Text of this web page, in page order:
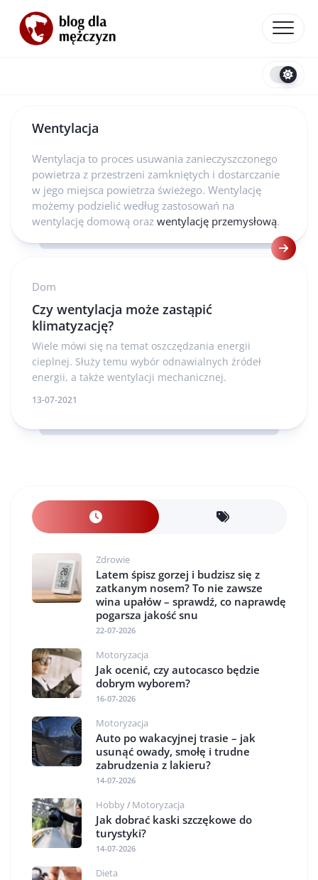
content
Wentylacja
Wentylacja to proces usuwania zanieczyszczonego
powietrza z przestrzeni zamkniętych i dostarczanie
w jego miejsca powietrza świeżego. Wentylację
możemy podzielić według zastosowań na
wentylację domową oraz wentylację przemysłową.
Dom
Czy wentylacja może zastąpić
klimatyzację?
Wiele mówi się na temat oszczędzania energii
cieplnej. Służy temu wybór odnawialnych źródeł
energii, a także wentylacji mechanicznej.
13-07-2021
Zdrowie
Latem śpisz gorzej i budzisz się z
zatkanym nosem? To nie zawsze
wina upałów – sprawdź, co naprawdę
pogarsza jakość snu
22-07-2026
Motoryzacja
Jak ocenić, czy autocasco będzie
dobrym wyborem?
16-07-2026
Motoryzacja
Auto po wakacyjnej trasie – jak
usunąć owady, smołę i trudne
zabrudzenia z lakieru?
14-07-2026
Hobby/ Motoryzacja
Jak dobrać kaski szczękowe do
turystyki?
14-07-2026
Dieta